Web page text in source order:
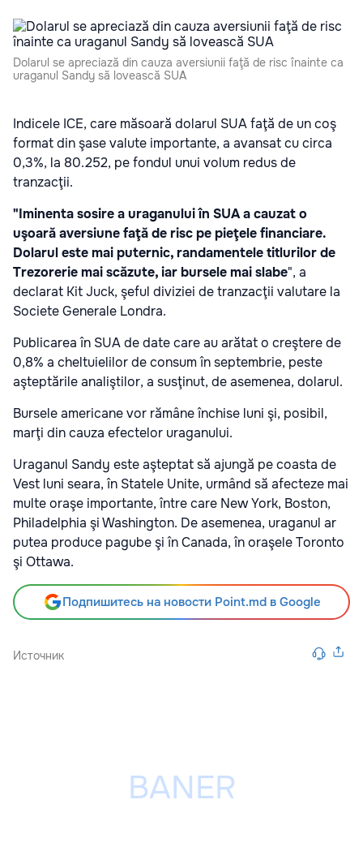
Dolarul se apreciază din cauza aversiunii faţă de risc înainte ca
uraganul Sandy să lovească SUA
Indicele ICE, care măsoară dolarul SUA faţă de un coş
format din şase valute importante, a avansat cu circa
0,3%, la 80.252, pe fondul unui volum redus de
tranzacţii.
"Iminenta sosire a uraganului în SUA a cauzat o
uşoară aversiune faţă de risc pe pieţele financiare.
Dolarul este mai puternic, randamentele titlurilor de
Trezorerie mai scăzute, iar bursele mai slabe", a
declarat Kit Juck, şeful diviziei de tranzacţii valutare la
Societe Generale Londra.
Publicarea în SUA de date care au arătat o creştere de
0,8% a cheltuielilor de consum în septembrie, peste
aşteptările analiştilor, a susţinut, de asemenea, dolarul.
Bursele americane vor rămâne închise luni şi, posibil,
marţi din cauza efectelor uraganului.
Uraganul Sandy este aşteptat să ajungă pe coasta de
Vest luni seara, în Statele Unite, urmând să afecteze mai
multe oraşe importante, între care New York, Boston,
Philadelphia şi Washington. De asemenea, uraganul ar
putea produce pagube şi în Canada, în oraşele Toronto
şi Ottawa.
Подпишитесь на новости Point.md в Google
Источник